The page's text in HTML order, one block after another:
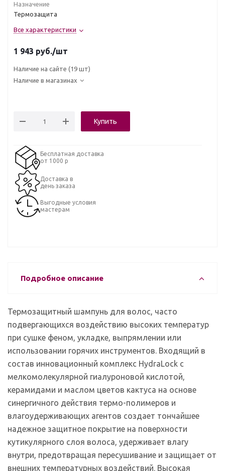
Назначение
Термозащита
Все характеристики
1 943 руб./шт
Наличие на сайте (19 шт)
Наличие в магазинах
Купить
Бесплатная доставка
от 1000 р
Доставка в
день заказа
Выгодные условия
мастерам
Подробное описание
Термозащитный шампунь для волос, часто
подвергающихся воздействию высоких температур
при сушке феном, укладке, выпрямлении или
использовании горячих инструментов. Входящий в
состав инновационный комплекс HydraLock с
мелкомолекулярной гиалуроновой кислотой,
керамидами и маслом цветов кактуса на основе
синергичного действия термо-полимеров и
влагоудерживающих агентов создает тончайшее
надежное защитное покрытие на поверхности
кутикулярного слоя волоса, удерживает влагу
внутри, предотвращая пересушивание и защищает от
внешних температурных воздействий. Высокая